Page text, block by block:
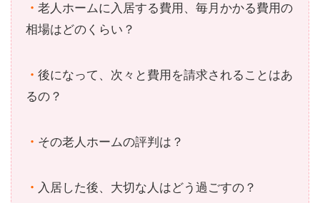
・ 老人ホームに入居する費用、毎月かかる費用の
相場はどのくらい？
・ 後になって、次々と費用を請求されることはあ
るの？
・ その老人ホームの評判は？
・ 入居した後、大切な人はどう過ごすの？